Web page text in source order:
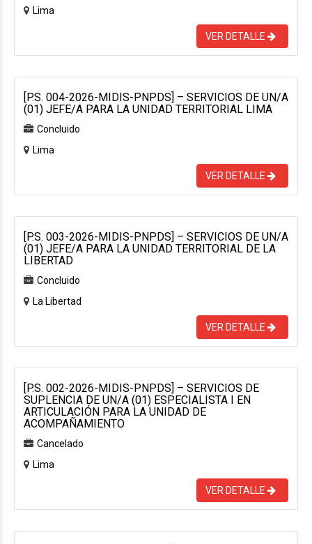
Lima
VER DETALLE
[P.S. 004-2026-MIDIS-PNPDS] – SERVICIOS DE UN/A
(01) JEFE/A PARA LA UNIDAD TERRITORIAL LIMA
Concluido
Lima
VER DETALLE
[P.S. 003-2026-MIDIS-PNPDS] – SERVICIOS DE UN/A
(01) JEFE/A PARA LA UNIDAD TERRITORIAL DE LA
LIBERTAD
Concluido
La Libertad
VER DETALLE
[P.S. 002-2026-MIDIS-PNPDS] – SERVICIOS DE
SUPLENCIA DE UN/A (01) ESPECIALISTA I EN
ARTICULACIÓN PARA LA UNIDAD DE
ACOMPAÑAMIENTO
Cancelado
Lima
VER DETALLE